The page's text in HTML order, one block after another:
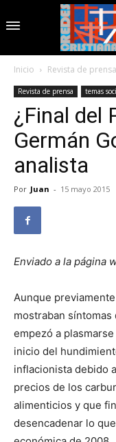
Inicio Revista de prensa
Revista de prensa temas
¿Final del
Germán
analista
Por Juan - 15 mayo 2015
Enviado a la página
Aunque
mostraban
empezó a
inicio del
inflacionista debido
precios de los
alimenticios y que
desencadenar lo